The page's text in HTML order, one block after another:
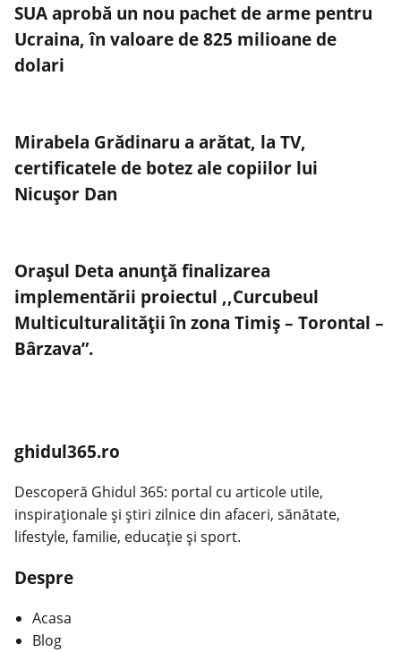
SUA aprobă un nou pachet de arme pentru
Ucraina, în valoare de 825 milioane de
dolari
Mirabela Grădinaru a arătat, la TV,
certificatele de botez ale copiilor lui
Nicușor Dan
Orașul Deta anunță finalizarea
implementării proiectul ,,Curcubeul
Multiculturalității în zona Timiș – Torontal –
Bârzava”.
ghidul365.ro
Descoperă Ghidul 365: portal cu articole utile,
inspiraționale și știri zilnice din afaceri, sănătate,
lifestyle, familie, educație și sport.
Despre
Acasa
Blog